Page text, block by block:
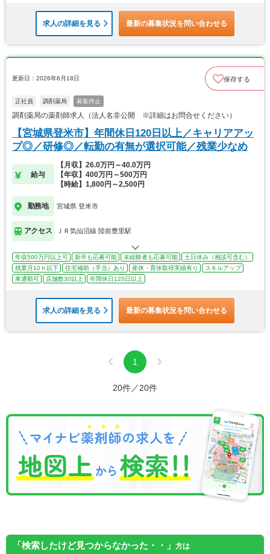
求人の詳細を見る 最新の募集状況を問い合わせる
更新日：2026年6月18日 保存する
正社員 調剤薬局 募集停止
調剤薬局の薬剤師求人（法人名非公開 ※詳細はお問合せください）
【宮城県登米市】年間休日120日以上／キャリアアッ
プ◎／研修◎／転勤の有無が選択可能／残業少なめ
給与
【月収】26.0万円～40.0万円
【年収】400万円～500万円
【時給】1,800円～2,500円
勤務地 宮城県 登米市
アクセス ＪＲ気仙沼線 陸前豊里駅
年収500万円以上可 新卒も応募可能 未経験者も応募可能
土日休み（相談可含む）
残業月10ｈ以下
住宅補助（手当）あり 産休・育休取得実績有り
スキルアップ
車通勤可
店舗数30以上 年間休日120日以上
求人の詳細を見る 最新の募集状況を問い合わせる
1
20件／20件
「検索したけど見つからなかった・・」 方は